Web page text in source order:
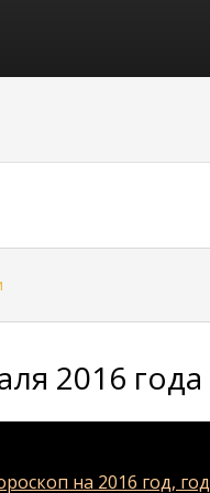
2016 года
на 2016 год, год